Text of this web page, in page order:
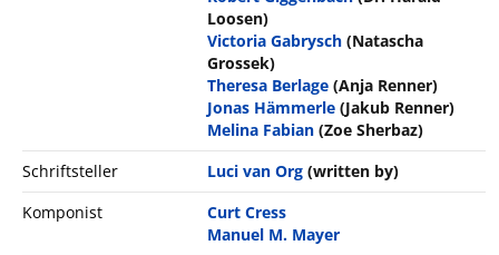
Loosen)
Victoria Gabrysch (Natascha
Grossek)
Theresa Berlage (Anja Renner)
Jonas Hämmerle (Jakub Renner)
Melina Fabian (Zoe Sherbaz)
Schriftsteller
Luci van Org (written by)
Komponist
Curt Cress
Manuel M. Mayer